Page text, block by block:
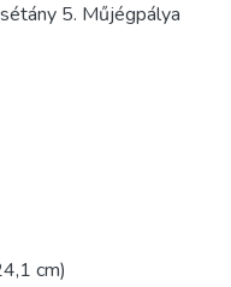
5. Műjégpálya
cm)